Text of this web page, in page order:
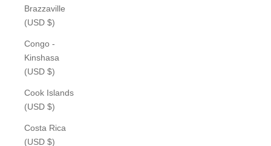
Brazzaville
(USD $)
Congo -
Kinshasa
(USD $)
Cook Islands
(USD $)
Costa Rica
(USD $)